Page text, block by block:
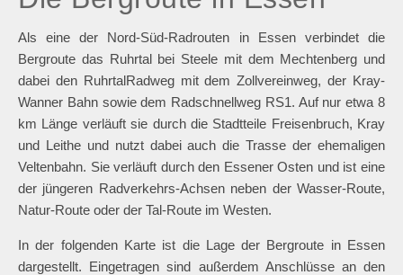
Als eine der Nord-Süd-Radrouten in Essen verbindet die
Bergroute das Ruhrtal bei Steele mit dem Mechtenberg und
dabei den RuhrtalRadweg mit dem Zollvereinweg, der Kray-
Wanner Bahn sowie dem Radschnellweg RS1. Auf nur etwa 8
km Länge verläuft sie durch die Stadtteile Freisenbruch, Kray
und Leithe und nutzt dabei auch die Trasse der ehemaligen
Veltenbahn. Sie verläuft durch den Essener Osten und ist eine
der jüngeren Radverkehrs-Achsen neben der Wasser-Route,
Natur-Route oder der Tal-Route im Westen.
In der folgenden Karte ist die Lage der Bergroute in Essen
dargestellt. Eingetragen sind außerdem Anschlüsse an den